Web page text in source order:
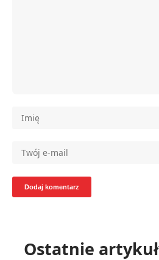
Ostatnie